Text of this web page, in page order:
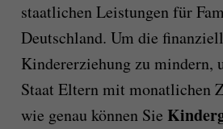
staatlichen Leistungen für
Deutschland. Um die
Kindererziehung zu mindern,
Staat Eltern mit monatlichen
wie genau können Sie